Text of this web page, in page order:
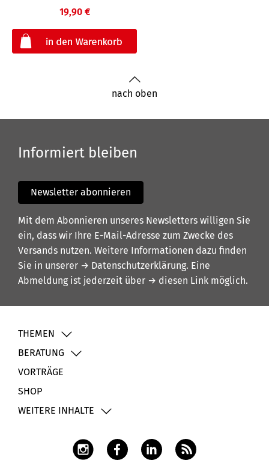
19,90 €
nach oben
Informiert bleiben
Newsletter abonnieren
Mit dem Abonnieren unseres Newsletters willigen Sie
ein, dass wir Ihre E-Mail-Adresse zum Zwecke des
Versands nutzen. Weitere Informationen dazu finden
Sie in unserer → Datenschutzerklärung. Eine
Abmeldung ist jederzeit über → diesen Link möglich.
THEMEN
BERATUNG
VORTRÄGE
SHOP
WEITERE INHALTE